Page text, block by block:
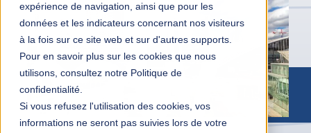
expérience de navigation, ainsi que pour les
données et les indicateurs concernant nos visiteurs
à la fois sur ce site web et sur d'autres supports.
Pour en savoir plus sur les cookies que nous
utilisons, consultez notre Politique de
confidentialité.
Si vous refusez l'utilisation des cookies, vos
informations ne seront pas suivies lors de votre